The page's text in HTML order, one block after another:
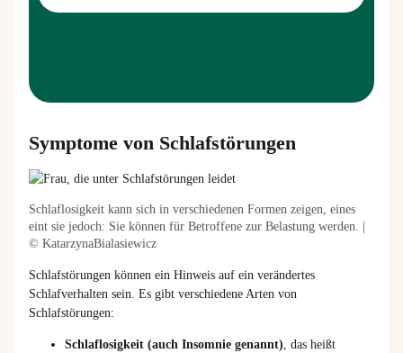
Symptome von Schlafstörungen
Schlaflosigkeit kann sich in verschiedenen Formen zeigen, eines
eint sie jedoch: Sie können für Betroffene zur Belastung werden. |
© KatarzynaBialasiewicz
Schlafstörungen können ein Hinweis auf ein verändertes
Schlafverhalten sein. Es gibt verschiedene Arten von
Schlafstörungen:
Schlaflosigkeit (auch Insomnie genannt), das heißt